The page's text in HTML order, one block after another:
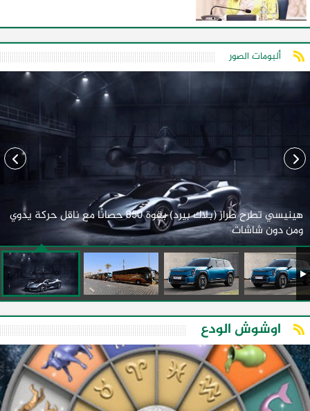
ألبومات الصور
هينيسي تطرح طراز (بلاك بيرد) بقوة 850 حصانًا مع ناقل حركة يدوي
ومن دون شاشات
اوشوش الودع